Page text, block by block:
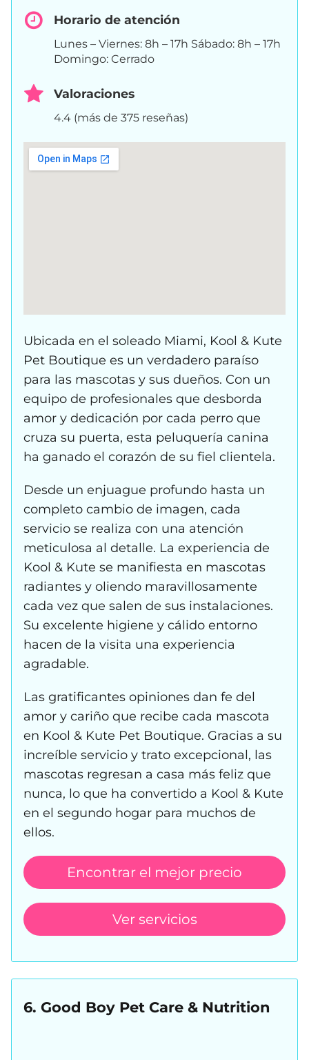
Horario de atención
Lunes – Viernes: 8h – 17h Sábado: 8h – 17h
Domingo: Cerrado
Valoraciones
4.4 (más de 375 reseñas)
Ubicada en el soleado Miami, Kool & Kute
Pet Boutique es un verdadero paraíso
para las mascotas y sus dueños. Con un
equipo de profesionales que desborda
amor y dedicación por cada perro que
cruza su puerta, esta peluquería canina
ha ganado el corazón de su fiel clientela.
Desde un enjuague profundo hasta un
completo cambio de imagen, cada
servicio se realiza con una atención
meticulosa al detalle. La experiencia de
Kool & Kute se manifiesta en mascotas
radiantes y oliendo maravillosamente
cada vez que salen de sus instalaciones.
Su excelente higiene y cálido entorno
hacen de la visita una experiencia
agradable.
Las gratificantes opiniones dan fe del
amor y cariño que recibe cada mascota
en Kool & Kute Pet Boutique. Gracias a su
increíble servicio y trato excepcional, las
mascotas regresan a casa más feliz que
nunca, lo que ha convertido a Kool & Kute
en el segundo hogar para muchos de
ellos.
Encontrar el mejor precio
Ver servicios
6. Good Boy Pet Care & Nutrition